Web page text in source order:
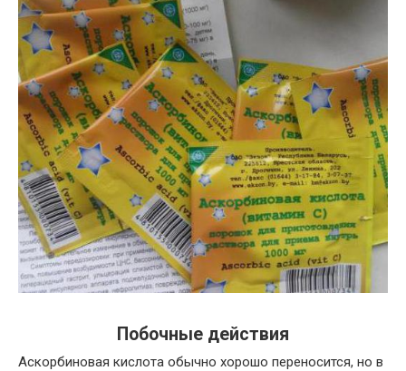
Побочные действия
Аскорбиновая кислота обычно хорошо переносится, но в